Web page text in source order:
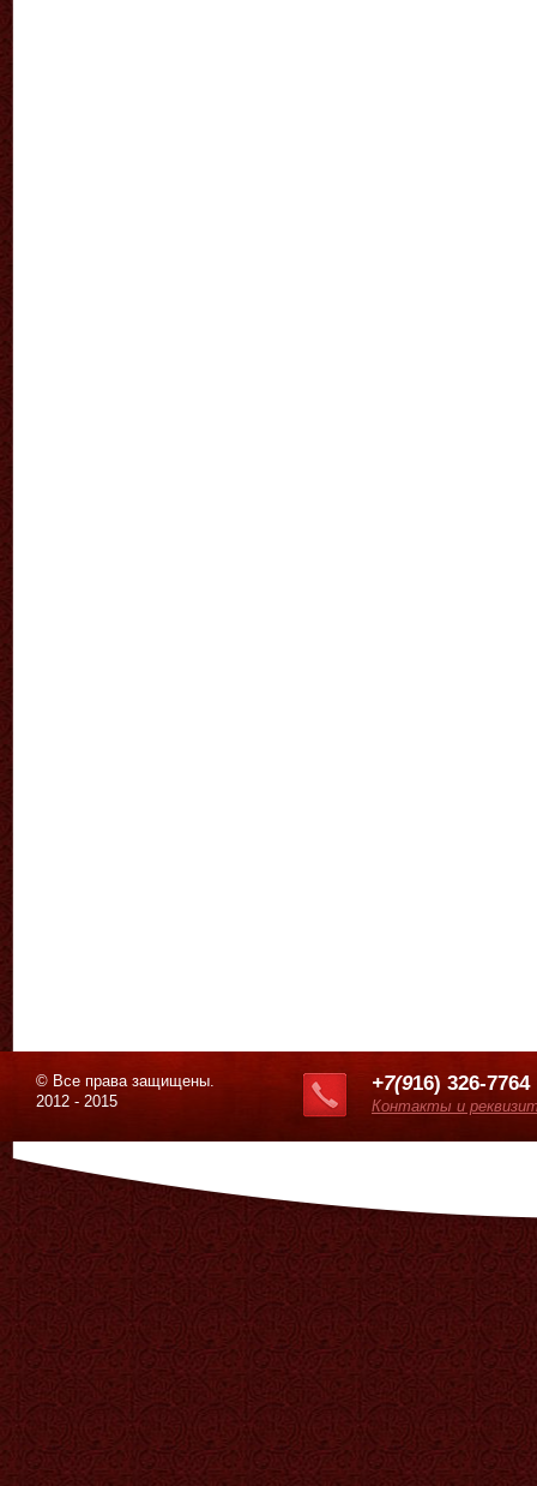
© Все права защищены.
2012 - 2015
+7(916) 326-7764
Контакты и